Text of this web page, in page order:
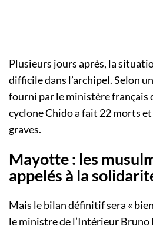
Plusieurs jours après, la
difficile dans l’archipel. Selon
fourni par le ministère français
cyclone Chido a fait 22 morts
graves.
Mayotte : les
appelés à la
Mais le bilan définitif sera «
le ministre de l’Intérieur